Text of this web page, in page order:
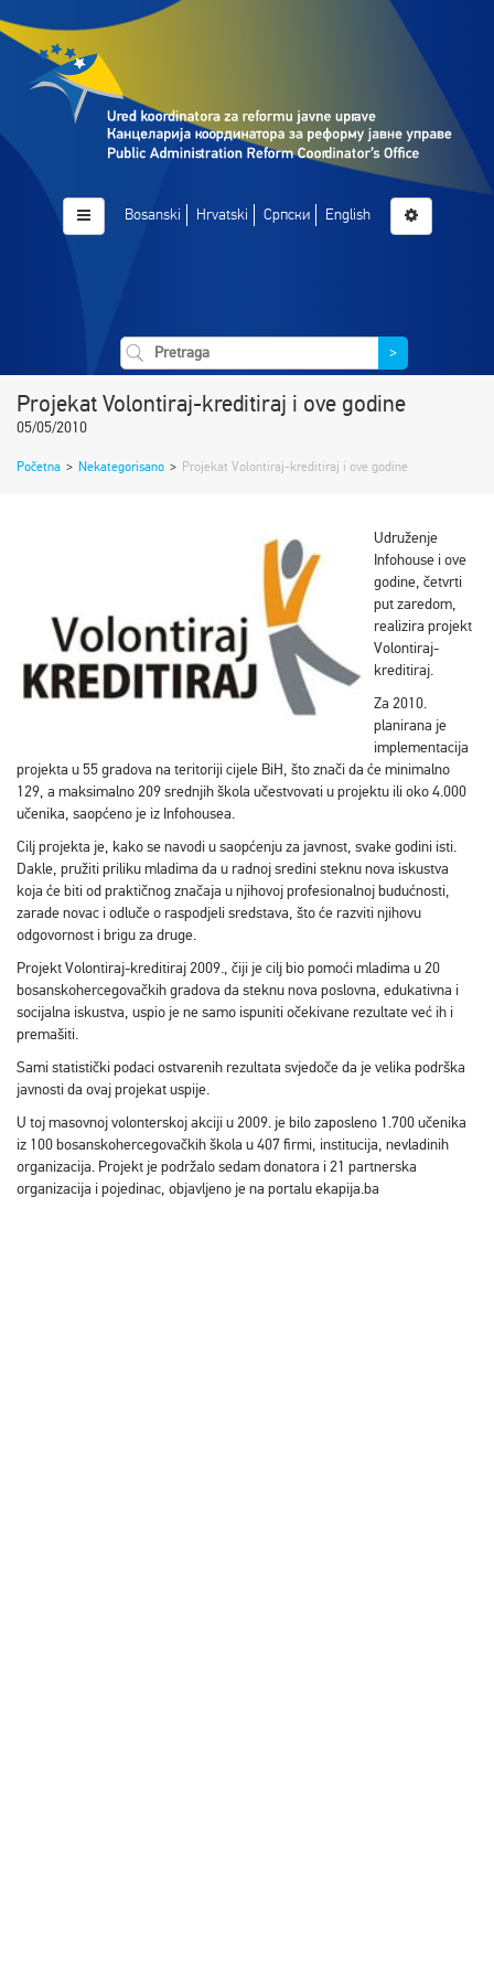
Bosanski Hrvatski Српски English
>
Projekat Volontiraj-kreditiraj i ove godine
05/05/2010
Početna > Nekategorisano > Projekat Volontiraj-kreditiraj i ove godine
Udruženje
Infohouse i ove
godine, četvrti
put zaredom,
realizira projekt
Volontiraj-
kreditiraj.
Za 2010.
planirana je
implementacija
projekta u 55 gradova na teritoriji cijele BiH, što znači da će minimalno
129, a maksimalno 209 srednjih škola učestvovati u projektu ili oko 4.000
učenika, saopćeno je iz Infohousea.
Cilj projekta je, kako se navodi u saopćenju za javnost, svake godini isti.
Dakle, pružiti priliku mladima da u radnoj sredini steknu nova iskustva
koja će biti od praktičnog značaja u njihovoj profesionalnoj budućnosti,
zarade novac i odluče o raspodjeli sredstava, što će razviti njihovu
odgovornost i brigu za druge.
Projekt Volontiraj-kreditiraj 2009., čiji je cilj bio pomoći mladima u 20
bosanskohercegovačkih gradova da steknu nova poslovna, edukativna i
socijalna iskustva, uspio je ne samo ispuniti očekivane rezultate već ih i
premašiti.
Sami statistički podaci ostvarenih rezultata svjedoče da je velika podrška
javnosti da ovaj projekat uspije.
U toj masovnoj volonterskoj akciji u 2009. je bilo zaposleno 1.700 učenika
iz 100 bosanskohercegovačkih škola u 407 firmi, institucija, nevladinih
organizacija. Projekt je podržalo sedam donatora i 21 partnerska
organizacija i pojedinac, objavljeno je na portalu ekapija.ba